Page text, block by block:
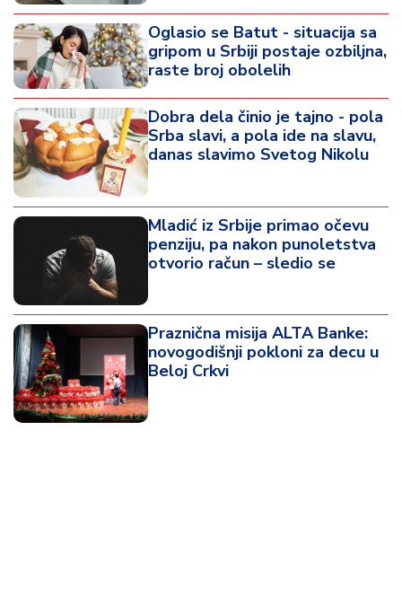
Oglasio se Batut - situacija sa
gripom u Srbiji postaje ozbiljna,
raste broj obolelih
Dobra dela činio je tajno - pola
Srba slavi, a pola ide na slavu,
danas slavimo Svetog Nikolu
Mladić iz Srbije primao očevu
penziju, pa nakon punoletstva
otvorio račun – sledio se
Praznična misija ALTA Banke:
novogodišnji pokloni za decu u
Beloj Crkvi